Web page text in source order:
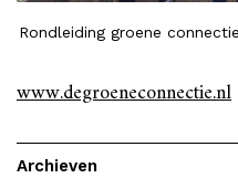
Rondleiding groene
www.degroeneconnectie.nl
Archieven